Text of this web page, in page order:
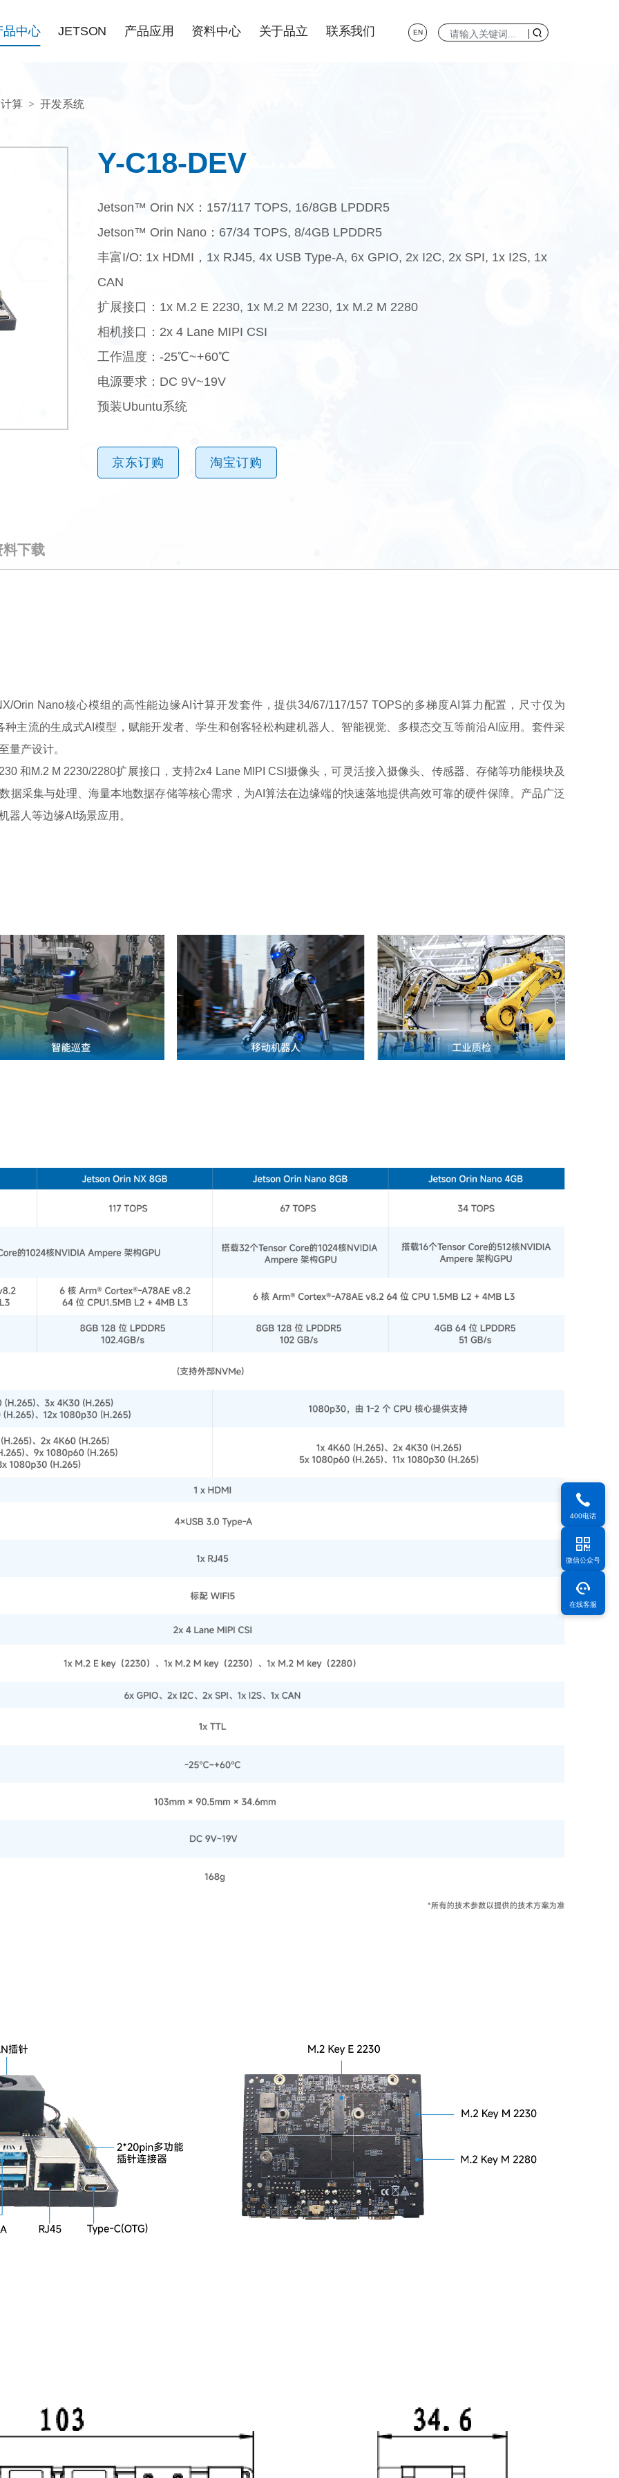
品中心 JETSON 产品应用 资料中心 关于品立 联系我们 EN
算 > 开发系统
Y-C18-DEV
Jetson™ Orin NX：157/117 TOPS, 16/8GB LPDDR5
Jetson™ Orin Nano：67/34 TOPS, 8/4GB LPDDR5
丰富I/O: 1x HDMI，1x RJ45, 4x USB Type-A, 6x GPIO, 2x I2C, 2x SPI, 1x I2S, 1x
CAN
扩展接口：1x M.2 E 2230, 1x M.2 M 2230, 1x M.2 M 2280
相机接口：2x 4 Lane MIPI CSI
工作温度：-25℃~+60℃
电源要求：DC 9V~19V
预装Ubuntu系统
京东订购 淘宝订购
料下载
Orin Nano核心模组的高性能边缘AI计算开发套件，提供34/67/117/157 TOPS的多梯度AI算力配置，尺寸仅为
种主流的生成式AI模型，赋能开发者、学生和创客轻松构建机器人、智能视觉、多模态交互等前沿AI应用。套件采
量产设计。
和M.2 M 2230/2280扩展接口，支持2x4 Lane MIPI CSI摄像头，可灵活接入摄像头、传感器、存储等功能模块及
据采集与处理、海量本地数据存储等核心需求，为AI算法在边缘端的快速落地提供高效可靠的硬件保障。产品广泛
器人等边缘AI场景应用。
400电话
微信公众号
在线客服